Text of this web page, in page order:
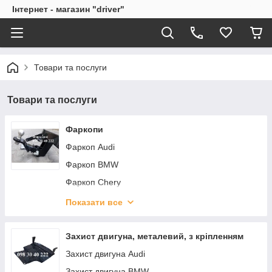
Інтернет - магазин "driver"
Товари та послуги
Товари та послуги
Фаркопи
Фаркоп Audi
Фаркоп BMW
Фаркоп Chery
Фаркоп Chevrolet
Фаркоп Dacia
Фаркоп Daewoo
Показати все
Захист двигуна, металевий, з кріпленням
Захист двигуна Audi